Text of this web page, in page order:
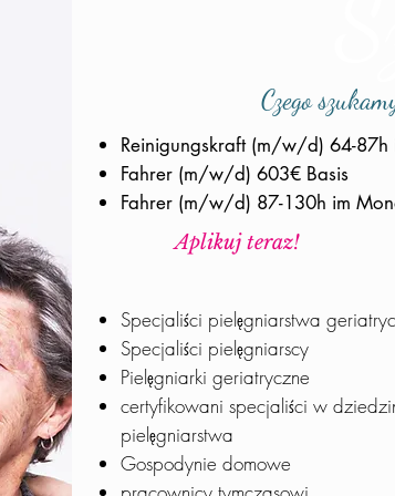
Czego
Reinigungskraft (m/w/d) 64-87h
Fahrer (m/w/d) 603€ Basis
Fahrer (m/w/d) 87-130h im
Aplikuj teraz!
Specjaliści pielęgniarstwa
Specjaliści pielęgniarscy
Pielęgniarki geriatryczne
certyfikowani specjaliści w
pielęgniarstwa
Gospodynie domowe